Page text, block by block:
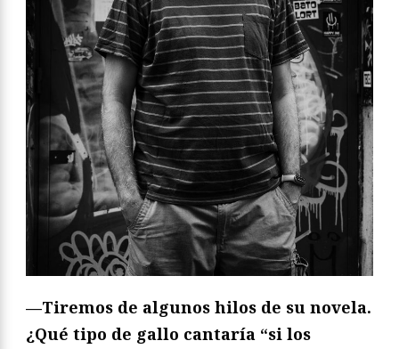
—Tiremos de algunos hilos de su novela.
¿Qué tipo de gallo cantaría “si los